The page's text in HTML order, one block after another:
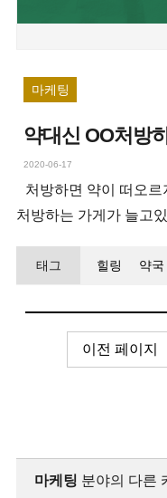
마케팅
약대신 OO처방
2020-06-17
처방하면 약이 떠오
처방하는 가게가 늘고
태그 힐링 약국
이전 페이지
마케팅 분야의 다른